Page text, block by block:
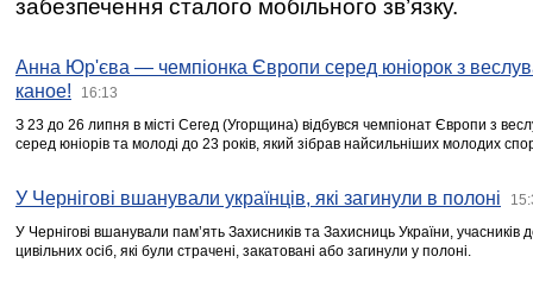
забезпечення сталого мобільного зв’язку.
Анна Юр'єва — чемпіонка Європи серед юніорок з
каное!
16:13
З 23 до 26 липня в місті Сегед (Угорщина) відбувся чемпіонат Європи з
серед юніорів та молоді до 23 років, який зібрав найсильніших молодих
У Чернігові вшанували українців, які загинули в полоні
У Чернігові вшанували пам’ять Захисників та Захисниць України,
цивільних осіб, які були страчені, закатовані або загинули у полоні.